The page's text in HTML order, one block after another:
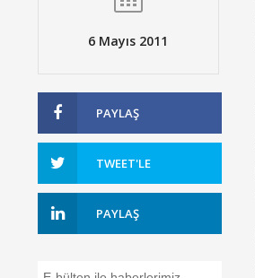
6 Mayıs 2011
PAYLAŞ
TWEET'LE
PAYLAŞ